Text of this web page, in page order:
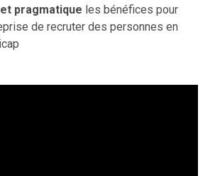
pragmatique les bénéfices pour
de recruter des personnes en